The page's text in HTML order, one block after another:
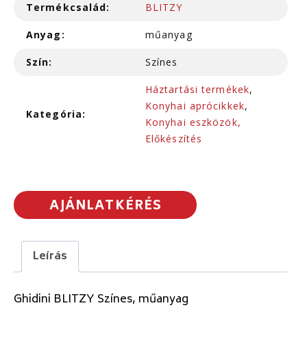
Termékcsalád: BLITZY
Anyag: műanyag
Szín: Színes
Kategória:
Háztartási termékek,
Konyhai aprócikkek,
Konyhai eszközök,
Előkészítés
AJÁNLATKÉRÉS
Leírás
Ghidini BLITZY Színes, műanyag